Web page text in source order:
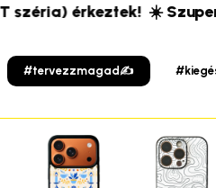
érkeztek!☀️ Szuper új
#tervezzmagad✍️